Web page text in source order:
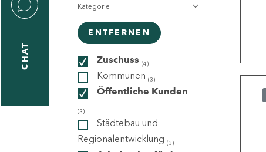
CHAT
Kategorie
ENTFERNEN
Zuschuss (4)
Kommunen (3)
Öffentliche Kunden
(3)
Städtebau und
Regionalentwicklung (3)